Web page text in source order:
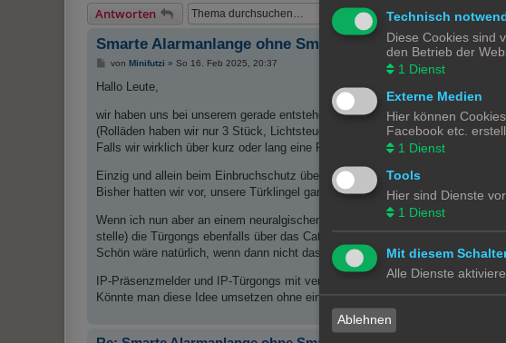
Antworten SucheErweiterte Suche
Smarte Alarmanlange ohne Smarthome?
B
i
a
g
von Minifutzi » So 16. Feb 2025, 20:37
Hallo Leute,
wir haben uns bei unserem gerade entstehenden Neubau bewusst gegen ein
(Rolläden haben wir nur 3 Stück, Lichtsteuerung ist uns ebenfalls nicht
Falls wir wirklich über kurz oder lang eine Funktion vermissen sollten, rüsten
Einzig und allein beim Einbruchschutz überlege ich jedoch derzeit, wie ich
Bisher hatten wir vor, unsere Türklingel ganz konventionell mit Klingeldraht
Wenn ich nun aber an einem neuralgischen Punkt (z.B. dem Hausflur) einen
stelle) die Türgongs ebenfalls über das Cat-Kabel ein Alarmsignal ausgeben
Schön wäre natürlich, wenn dann nicht das klassische "Ding Dong" ertönt,
IP-Präsenzmelder und IP-Türgongs mit verschiedenen Klingeltönen gibt es ja
Könnte man diese Idee umsetzen ohne ein Smarthome-System betreiben zu
Technisch
Diese Cookies sind
den Betrieb der
1 Dienst
Externe Medien
Hier können
Facebook etc.
1 Dienst
Tools
Hier sind Dienste
1 Dienst
Mit diesem
Alle Dienste
Ablehnen